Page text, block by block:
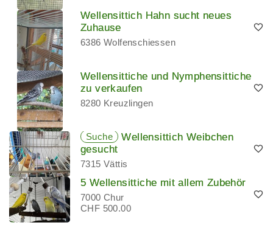
Wellensittich Hahn sucht neues
Zuhause
6386 Wolfenschiessen
Wellensittiche und Nymphensittiche
zu verkaufen
8280 Kreuzlingen
Suche
Wellensittich Weibchen
gesucht
7315 Vättis
5 Wellensittiche mit allem Zubehör
7000 Chur
CHF 500.00